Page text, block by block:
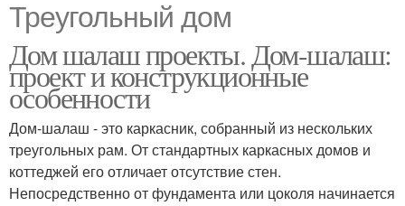
Треугольный дом
Дом шалаш проекты. Дом-шалаш:
проект и конструкционные
особенности
Дом-шалаш - это каркасник, собранный из нескольких
треугольных рам. От стандартных каркасных домов и
коттеджей его отличает отсутствие стен.
Непосредственно от фундамента или цоколя начинается